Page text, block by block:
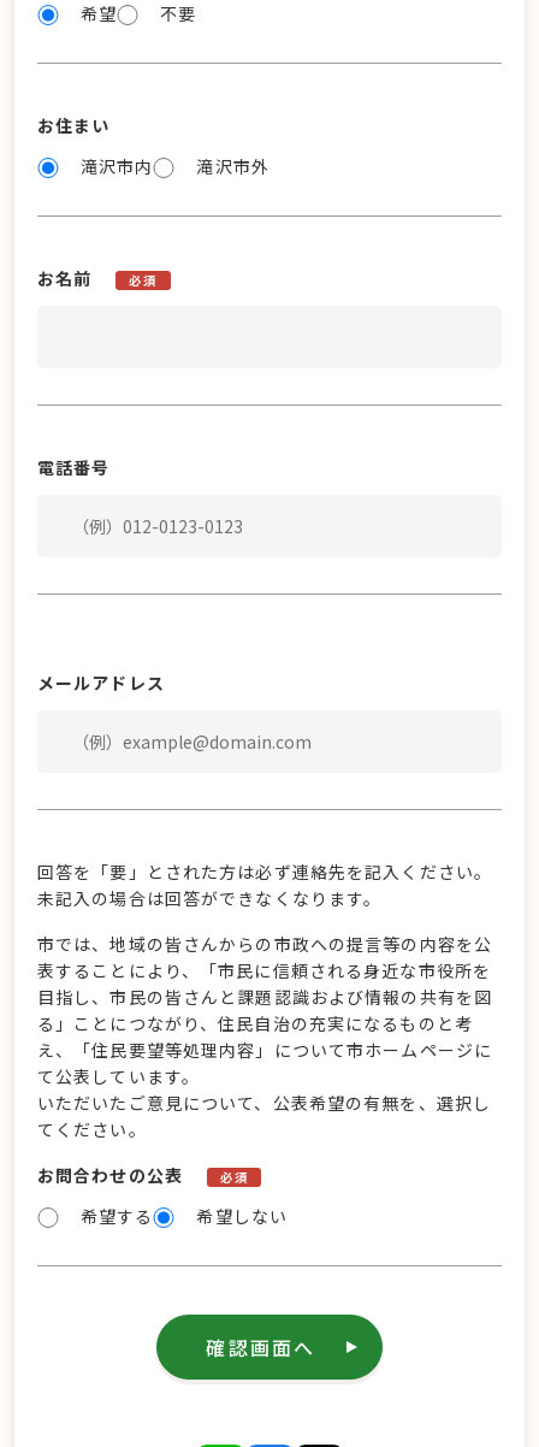
希望 不要
お住まい
滝沢市内
滝沢市外
お名前 必須
電話番号
メールアドレス
回答を「要」とされた方は必ず連絡先を記入ください。
未記入の場合は回答ができなくなります。
市では、地域の皆さんからの市政への提言等の内容を公
表することにより、「市民に信頼される身近な市役所を
目指し、市民の皆さんと課題認識および情報の共有を図
る」ことにつながり、住民自治の充実になるものと考
え、「住民要望等処理内容」について市ホームページに
て公表しています。
いただいたご意見について、公表希望の有無を、選択し
てください。
お問合わせの公表
必須
希望する 希望しない
確認画面へ